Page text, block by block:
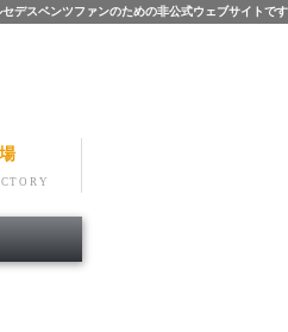
デスベンツファンのための非公式ウェブサイトです